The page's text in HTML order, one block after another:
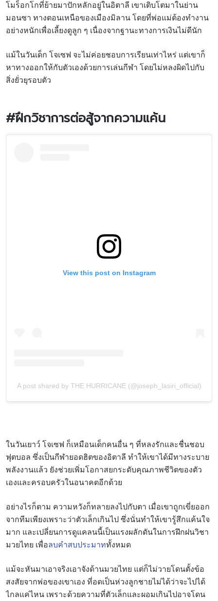
โมร็อกโกที่ย้ายมาปักหลักอยู่ในอิตาลี เขาเติบโตมาในย่าน
มอนซา ทางตอนเหนือของเมืองมิลาน โดยที่พ่อแม่ต้องทำงาน
อย่างหนักเพื่อเลี้ยงดูลูก ๆ เนื่องจากฐานะทางการเงินไม่ดีนัก
แม้ในวันเด็ก โจเซฟ จะไม่ค่อยชอบการเรียนเท่าไหร่ แต่เขาก็
หาทางออกให้กับตัวเองด้วยการเล่นกีฬา โดยไม่หลงผิดไปกับ
สิ่งยั่วยุรอบตัว
#ฝึกวิชาการต่อสู้จากความแค้น
View this post on Instagram
A post shared by THE HURRICANE (@joseph_lasiri_official)
ในวันเยาว์ โจเซฟ ก็เหมือนเด็กคนอื่น ๆ ที่หลงรักและชื่นชอบ
ฟุตบอล ซึ่งเป็นกีฬายอดฮิตของอิตาลี ทำให้เขาได้มีทางระบาย
พลังงานแล้ว ยังช่วยเพิ่มโอกาสยกระดับคุณภาพชีวิตของตัว
เองและครอบครัวในอนาคตอีกด้วย
อย่างไรก็ตาม ความหวังก็ทลายลงไปกับตา เมื่อเขาถูกเขี่ยออก
จากทีมเพียงเพราะว่าตัวเล็กเกินไป ซึ่งนั่นทำให้เขารู้สึกแค้นใจ
มาก และเปลี่ยนการดูแคลนนี้เป็นแรงผลักดันในการฝึกฝนวิชา
มวยไทย เพื่อลบคำสบประมาททั้งหมด
แม้จะหันมาเอาจริงเอาจังด้านมวยไทย แต่ก็ไม่วายโดนตั้งข้อ
สงสัยจากพ่อของเขาเอง ที่อดเป็นห่วงลูกชายไม่ได้ว่าจะไปได้
ไกลแค่ไหน เพราะด้วยความที่ตัวเล็กและผอมเกินไปอาจโดน